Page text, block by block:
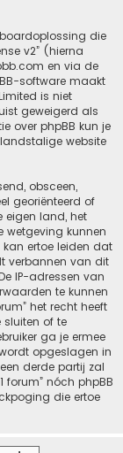
die
v2” (hierna
en via de
software maakt
is niet
geweigerd als
over phpBB kun je
website
obsceen,
georiënteerd of
eigen land, het
wetgeving kunnen
ertoe leiden dat
verbannen van dit
IP-adressen van
te kunnen
het recht heeft
sluiten of te
ga je ermee
opgeslagen in
derde partij zal
forum” nóch phpBB
die ertoe